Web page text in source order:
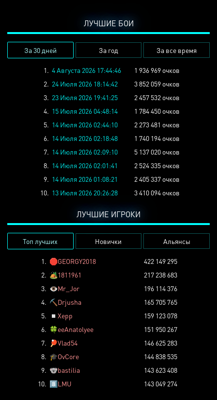
ЛУЧШИЕ БОИ
За 30 дней За год За все время
1. 4 Августа 2026 17:44:46
1 936 969 очков
2. 24 Июля 2026 18:14:42
3 852 059 очков
3. 23 Июля 2026 19:41:25
2 457 532 очков
4. 15 Июля 2026 04:48:14
1 784 450 очков
5. 14 Июля 2026 02:44:10
2 273 481 очков
6. 14 Июля 2026 02:18:48
1 740 194 очков
7. 14 Июля 2026 02:09:10
5 137 020 очков
8. 14 Июля 2026 02:01:41
2 524 335 очков
9. 14 Июля 2026 01:08:21
2 405 337 очков
10. 13 Июля 2026 20:26:28 3 410 094 очков
ЛУЧШИЕ ИГРОКИ
Топ лучших Новички Альянсы
1. 🛑GEORGY2018
422 149 295
2. 🏕️1811961
217 238 683
3. 👁️Mr_Jor
196 114 376
4. ⛏️ Drjusha
165 705 765
5.
◽ Xepp
159 123 078
6. 🍀eeAnatolyee
151 950 267
7.
🏓Vlad54
146 625 283
8. 🎓OvCore
144 838 535
9. 🐨bastilia
143 623 408
10. 8️⃣LMU 143 049 274